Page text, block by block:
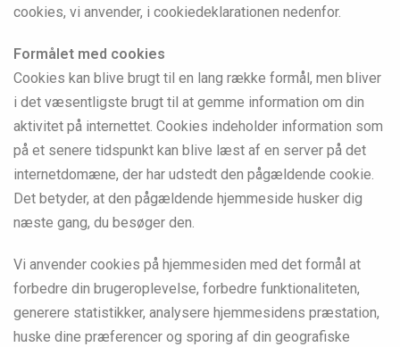
cookies, vi anvender, i cookiedeklarationen nedenfor.
Formålet med cookies
Cookies kan blive brugt til en lang række formål, men bliver
i det væsentligste brugt til at gemme information om din
aktivitet på internettet. Cookies indeholder information som
på et senere tidspunkt kan blive læst af en server på det
internetdomæne, der har udstedt den pågældende cookie.
Det betyder, at den pågældende hjemmeside husker dig
næste gang, du besøger den.
Vi anvender cookies på hjemmesiden med det formål at
forbedre din brugeroplevelse, forbedre funktionaliteten,
generere statistikker, analysere hjemmesidens præstation,
huske dine præferencer og sporing af din geografiske